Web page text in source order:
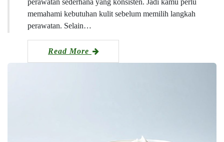
perawatan sederhana yang konsisten. Jadi kamu perlu
memahami kebutuhan kulit sebelum memilih langkah
perawatan. Selain…
Read More